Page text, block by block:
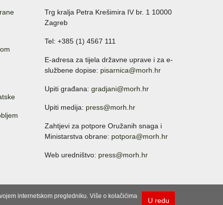
Trg kralja Petra Krešimira IV br. 1 10000
Zagreb
Tel: +385 (1) 4567 111
E-adresa za tijela državne uprave i za e-
službene dopise: pisarnica@morh.hr
Upiti građana: gradjani@morh.hr
Upiti medija: press@morh.hr
Zahtjevi za potpore Oružanih snaga i
Ministarstva obrane: potpora@morh.hr
Web uredništvo: press@morh.hr
U redu
internetskom pregledniku. Više o kolačićima